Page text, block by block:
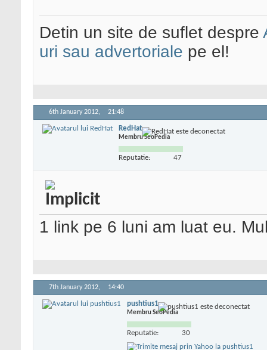
Detin un site de suflet despre
uri sau advertoriale pe el!
6th January 2012, 21:48
RedHat
Membru SeoPedia
Reputatie: 47
1 link pe 6 luni am luat eu.
7th January 2012, 14:40
pushtius1
Membru SeoPedia
Reputatie: 30